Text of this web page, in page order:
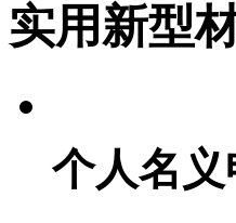
实用新型
个人名义